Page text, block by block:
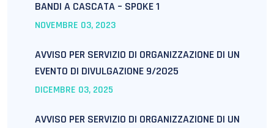
BANDI A CASCATA – SPOKE 1
NOVEMBRE 03, 2023
AVVISO PER SERVIZIO DI ORGANIZZAZIONE DI UN
EVENTO DI DIVULGAZIONE 9/2025
DICEMBRE 03, 2025
AVVISO PER SERVIZIO DI ORGANIZZAZIONE DI UN